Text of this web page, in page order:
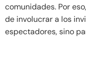
comunidades. Por
de involucrar a los
espectadores, sino